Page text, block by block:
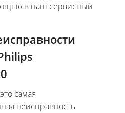
в наш сервисный
самая
неисправность